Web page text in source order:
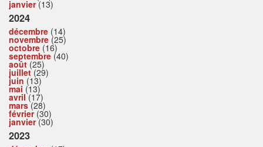
janvier(13)
2024
décembre (14)
novembre (25)
octobre (16)
septembre (40)
août (25)
juillet(29)
juin (13)
mai (13)
avril(17)
mars(28)
février(30)
janvier(30)
2023